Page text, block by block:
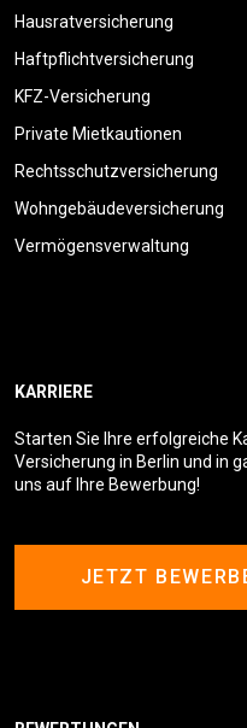
Hausratversicherung
Haftpflichtversicherung
KFZ-Versicherung
Private Mietkautionen
Rechtsschutzversicherung
Wohngebäudeversicherung
Vermögensverwaltung
KARRIERE
Starten Sie Ihre erfolgreiche
Versicherung in Berlin und in
uns auf Ihre Bewerbung!
JETZT